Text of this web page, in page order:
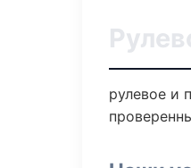
рулевое и